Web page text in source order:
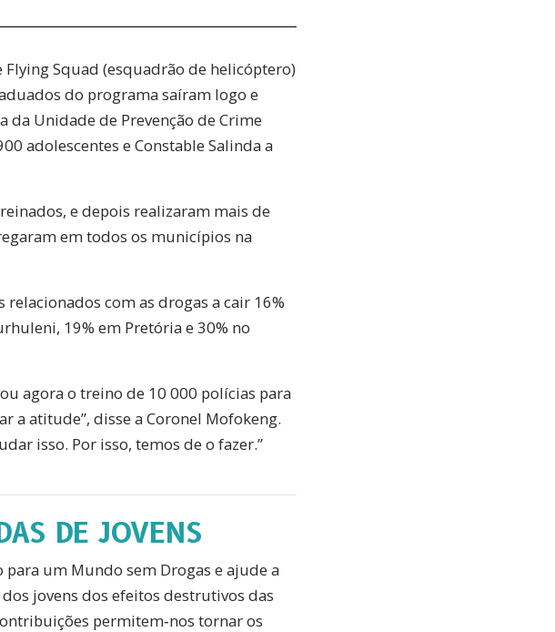
Squad (esquadrão de helicóptero)
do programa saíram logo e
da Unidade de Prevenção de Crime
adolescentes e Constable Salinda a
e depois realizaram mais de
em todos os municípios na
com as drogas a cair 16%
19% em Pretória e 30% no
agora o treino de 10 000 polícias para
a atitude”, disse a Coronel Mofokeng.
isso. Por isso, temos de o fazer.”
DE JOVENS
para um Mundo sem Drogas e ajude a
jovens dos efeitos destrutivos das
permitem‑nos tornar os